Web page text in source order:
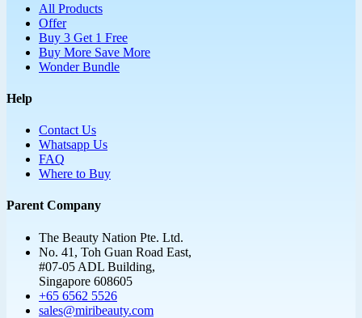
All Products
Offer
Buy 3 Get 1 Free
Buy More Save More
Wonder Bundle
Help
Contact Us
Whatsapp Us
FAQ
Where to Buy
Parent Company
The Beauty Nation Pte. Ltd.
No. 41, Toh Guan Road East,
#07-05 ADL Building,
Singapore 608605
+65 6562 5526
sales@miribeauty.com